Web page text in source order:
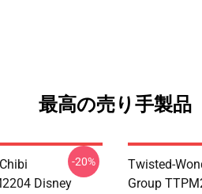
最高の売り手製品
Disney
-20%
Twisted-
Group